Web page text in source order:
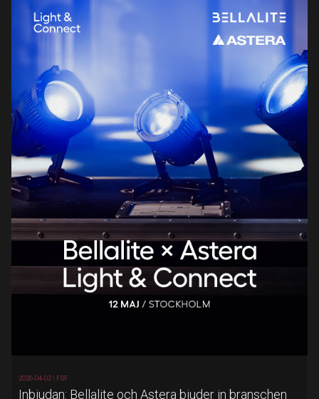
2026-04-02 | FSF
Inbjudan: Bellalite och Astera bjuder in branschen